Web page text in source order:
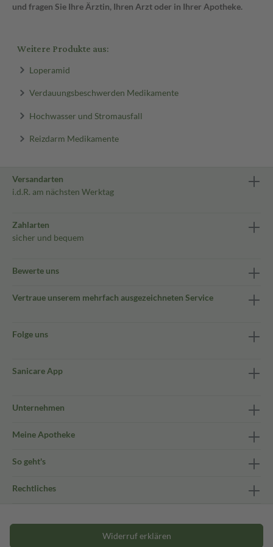
und fragen Sie Ihre Ärztin, Ihren Arzt oder in Ihrer Apotheke.
Weitere Produkte aus:
Loperamid
Verdauungsbeschwerden Medikamente
Hochwasser und Stromausfall
Reizdarm Medikamente
Versandarten
i.d.R. am nächsten Werktag
Zahlarten
sicher und bequem
Bewerte uns
Vertraue unserem mehrfach ausgezeichneten Service
Folge uns
Sanicare App
Unternehmen
Meine Apotheke
So geht's
Rechtliches
Widerruf erklären